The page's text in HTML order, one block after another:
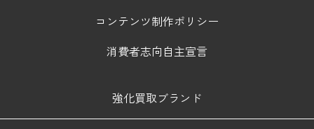
コンテンツ制作ポリシー
消費者志向自主宣言
強化買取ブランド